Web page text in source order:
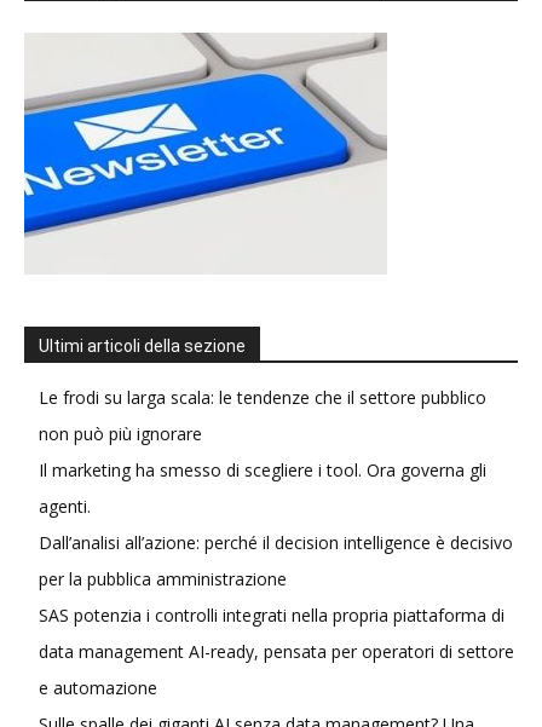
Ultimi articoli della sezione
Le frodi su larga scala: le tendenze che il settore pubblico
non può più ignorare
Il marketing ha smesso di scegliere i tool. Ora governa gli
agenti.
Dall’analisi all’azione: perché il decision intelligence è decisivo
per la pubblica amministrazione
SAS potenzia i controlli integrati nella propria piattaforma di
data management AI-ready, pensata per operatori di settore
e automazione